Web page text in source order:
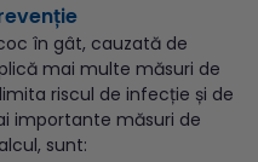
în gât, cauzată de
mai multe măsuri de
riscul de infecție și de
importante măsuri de
sunt: